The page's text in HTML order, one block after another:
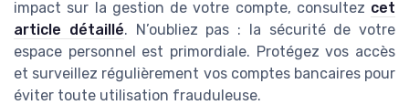
impact sur la gestion de votre compte, consultez cet
article détaillé. N’oubliez pas : la sécurité de votre
espace personnel est primordiale. Protégez vos accès
et surveillez régulièrement vos comptes bancaires pour
éviter toute utilisation frauduleuse.